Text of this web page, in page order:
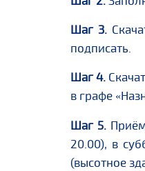
Шаг 3.
подписать.
Шаг 4.
в графе «
Шаг 5.
20.00), в
(высотное